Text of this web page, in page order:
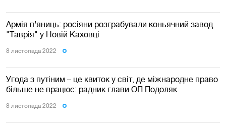
Армія п’яниць: росіяни розграбували коньячний завод
"Таврія" у Новій Каховці
8 листопада 2022
Угода з путіним – це квиток у світ, де міжнародне право
більше не працює: радник глави ОП Подоляк
8 листопада 2022